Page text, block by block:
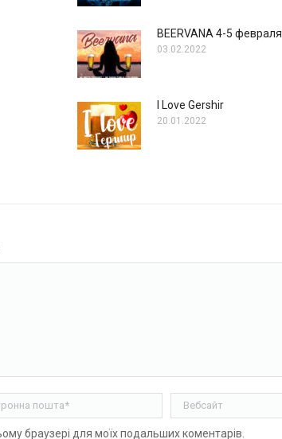
BEERVANA 4-5 февраля
03.02.2022
I Love Gershir
20.01.2022
пошта * Вебсайт
браузері для моїх подальших коментарів.